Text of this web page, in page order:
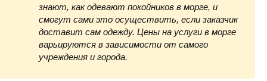
знают, как одевают покойников в морге, и
смогут сами это осуществить, если заказчик
доставит сам одежду. Цены на услуги в морге
варьируются в зависимости от самого
учреждения и города.